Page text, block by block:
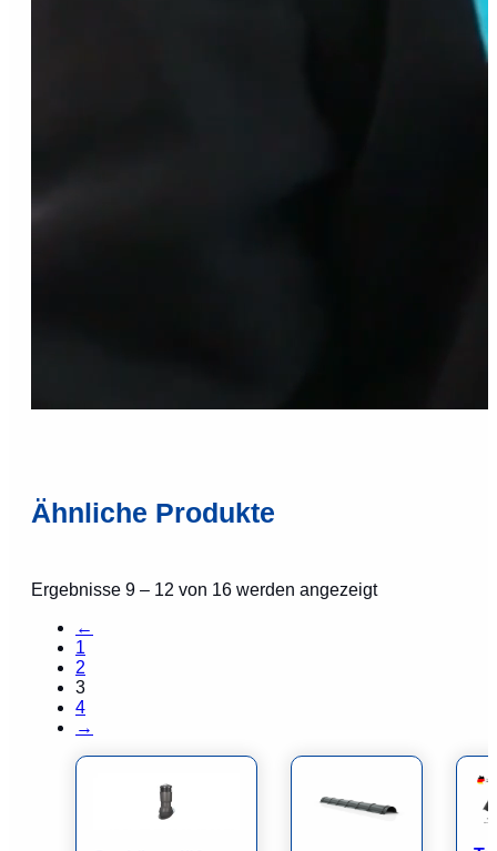
Ähnliche Produkte
Ergebnisse 9 – 12 von 16 werden angezeigt
←
1
2
3
4
→